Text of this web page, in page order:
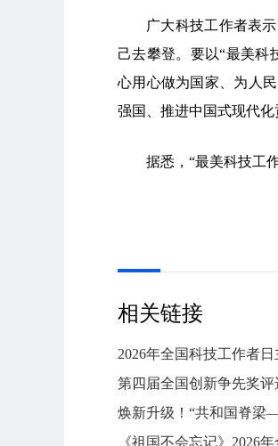
广大科技工作者表
己去攀登。要以“最美科
心用心做为国家、为人
强国、推进中国式现代化
据悉，“最美科技工
相关链接
2026年全国科技工作者
第四届全国创新争先奖
焕新升级！“共和国脊梁
《祖国不会忘记》2026